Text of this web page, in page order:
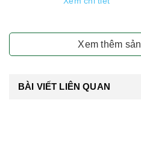
Xem thêm
BÀI VIẾT LIÊN QUAN